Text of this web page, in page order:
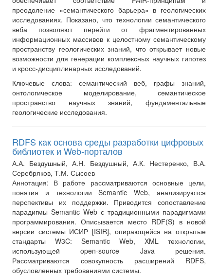
преодоление «семантического барьера» в геологических
исследованиях. Показано, что технологии семантического
веба позволяют перейти от фрагментированных
информационных массивов к целостному семантическому
пространству геологических знаний, что открывает новые
возможности для генерации комплексных научных гипотез
и кросс-дисциплинарных исследований.
Ключевые слова: семантический веб, графы знаний,
онтологическое моделирование, семантическое
пространство научных знаний, фундаментальные
геологические исследования.
RDFS как основа среды разработки цифровых
библиотек и Web-порталов
А.А. Бездушный, А.Н. Бездушный, А.К. Нестеренко, В.А.
Серебряков, Т.М. Сысоев
Аннотация: В работе рассматриваются основные цели,
понятия и технологии Semantic Web, анализируются
перспективы их поддержки. Приводится сопоставление
парадигмы Semantic Web с традиционными парадигмами
программирования. Описывается место RDF(S) в новой
версии системы ИСИР [ISIR], опирающейся на открытые
стандарты W3C: Semantic Web, XML технологии,
использующей open-source Java решения.
Рассматриваются совокупность расширений RDFS,
обусловленных требованиями системы.